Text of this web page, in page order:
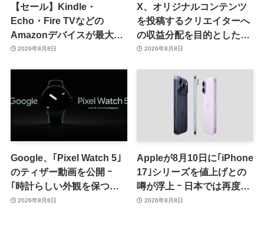
【セール】Kindle・
Echo・Fire TVなどの
Amazonデバイスが最大
31%オフに
2026年8月8日
X、オリジナルコンテンツ
を投稿するクリエイターへ
の収益分配を目的とした
｢オリジナルコンテンツ報
従来の｢収益分配｣は廃止
2026年8月8日
Google、｢Pixel Watch 5｣
のティザー動画を公開 ｰ
｢時計らしい外観を保つ品
格｣をアピール
2026年8月8日
Appleが8月10日に｢iPhone
17｣シリーズを値上げとの
噂が浮上 ｰ 日本では再度値
上げの可能性も?!
2026年8月8日